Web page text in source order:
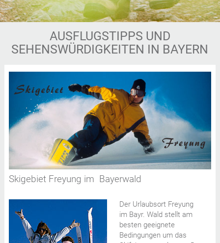
AUSFLUGSTIPPS UND
SEHENSWÜRDIGKEITEN IN BAYERN
Skigebiet Freyung im Bayerwald
Der Urlaubsort Freyung
im Bayr. Wald stellt am
besten geeignete
Bedingungen um das